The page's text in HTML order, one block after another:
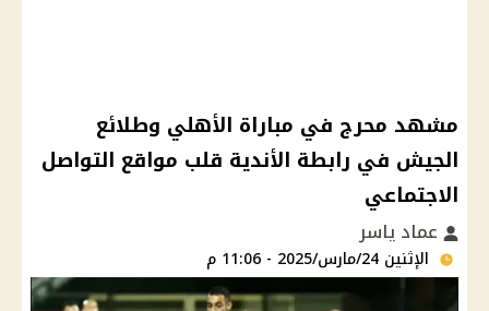
مشهد محرج في مباراة الأهلي وطلائع
الجيش في رابطة الأندية قلب مواقع التواصل
الاجتماعي
عماد ياسر
الإثنين 24/مارس/2025 - 11:06 م